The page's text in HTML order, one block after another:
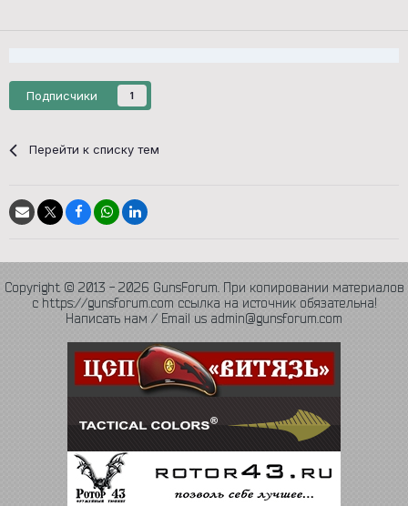
Подписчики 1
Перейти к списку тем
Copyright © 2013 - 2026 GunsForum. При копировании материалов
с https://gunsforum.com ссылка на источник обязательна!
Написать нам / Email us admin@gunsforum.com